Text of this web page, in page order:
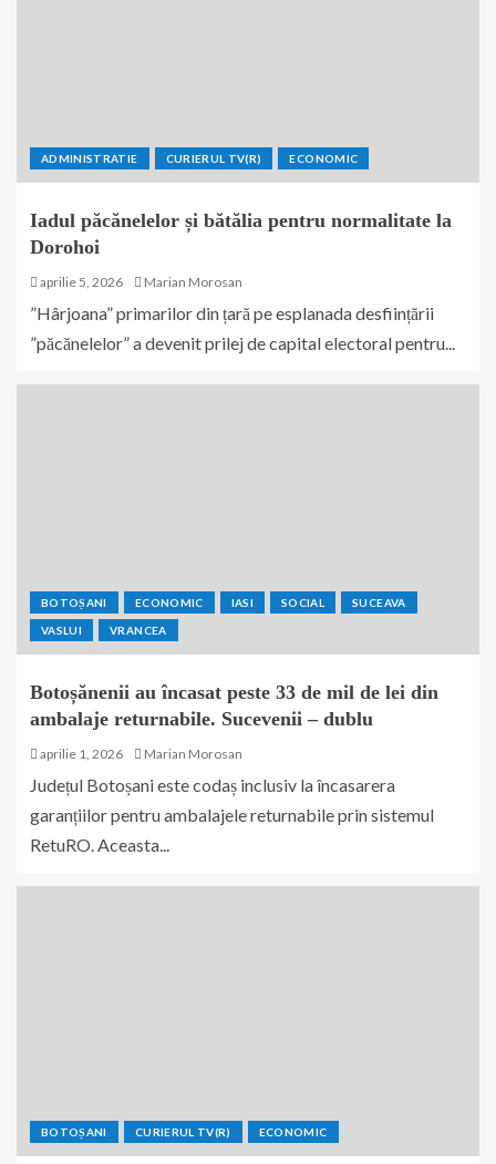
ADMINISTRATIE CURIERUL TV(R) ECONOMIC
Iadul păcănelelor și bătălia pentru normalitate la
Dorohoi
aprilie 5, 2026 Marian Morosan
”Hârjoana” primarilor din țară pe esplanada desființării
”păcănelelor” a devenit prilej de capital electoral pentru...
BOTOȘANI ECONOMIC IASI SOCIAL SUCEAVA
VASLUI VRANCEA
Botoșănenii au încasat peste 33 de mil de lei din
ambalaje returnabile. Sucevenii – dublu
aprilie 1, 2026 Marian Morosan
Județul Botoșani este codaș inclusiv la încasarera
garanțiilor pentru ambalajele returnabile prin sistemul
RetuRO. Aceasta...
BOTOȘANI CURIERUL TV(R) ECONOMIC